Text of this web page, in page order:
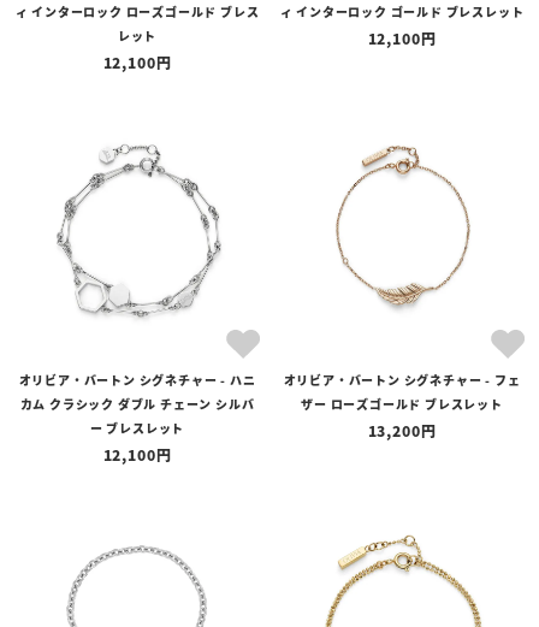
ィ インターロック ローズゴールド ブレス
レット
12,100
ィ インターロック ゴールド ブレスレット
12,100
オリビア・バートン シグネチャー - ハニ
カム クラシック ダブル チェーン シルバ
ー ブレスレット
12,100
オリビア・バートン シグネチャー - フェ
ザー ローズゴールド ブレスレット
13,200